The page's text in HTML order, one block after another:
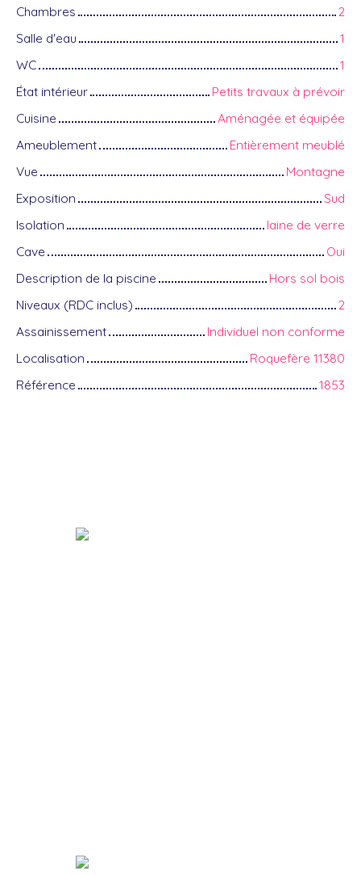
Chambres
2
Salle d'eau
1
WC
1
État intérieur
Petits travaux à prévoir
Cuisine
Aménagée et équipée
Ameublement
Entièrement meublé
Vue
Montagne
Exposition
Sud
Isolation
laine de verre
Cave
Oui
Description de la piscine
Hors sol bois
Niveaux (RDC inclus)
2
Assainissement
Individuel non conforme
Localisation
Roquefère 11380
Référence
1853